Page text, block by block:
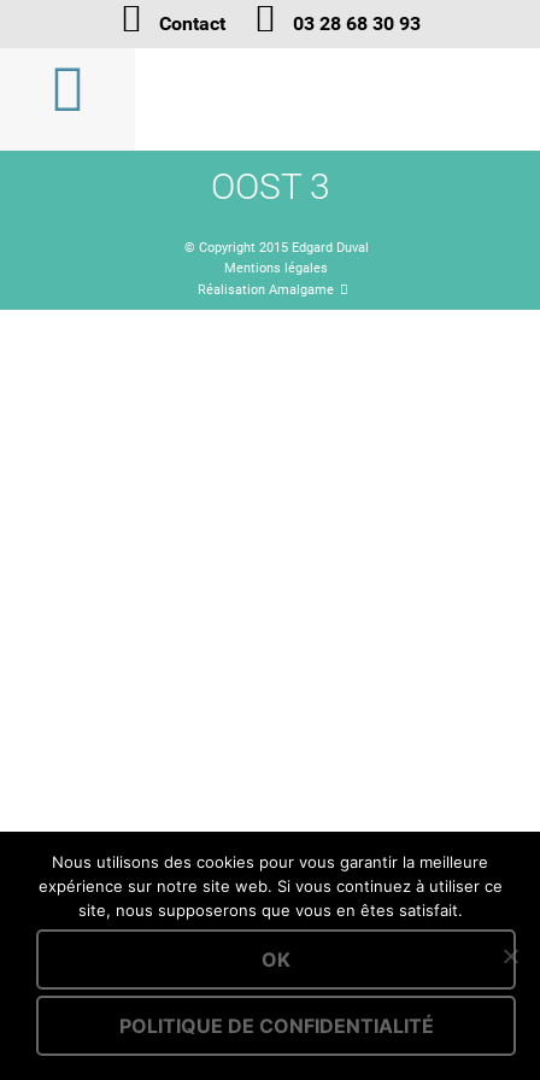
Contact 03 28 68 30 93
OOST 3
© Copyright 2015 Edgard Duval
Mentions légales
Réalisation Amalgame
Nous utilisons des cookies pour vous garantir la meilleure
expérience sur notre site web. Si vous continuez à utiliser ce
site, nous supposerons que vous en êtes satisfait.
OK
POLITIQUE DE CONFIDENTIALITÉ